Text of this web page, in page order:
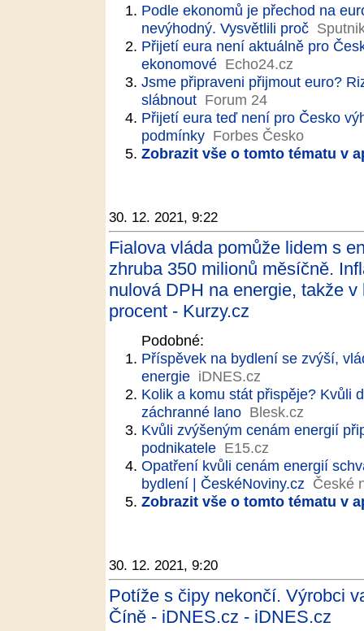
Podle ekonomů je přechod na
nevýhodný. Vysvětlili proč
Přijetí eura není aktuálně pro
ekonomové Echo24.cz
Jsme připraveni přijmout euro?
slábnout Forum 24
Přijetí eura teď není pro Česko
podmínky Forbes Česko
Zobrazit vše o tomto tématu v
30. 12. 2021, 9:22
Fialova vláda pomůže lidem s
zhruba 350 milionů měsíčně.
nulová DPH na energie, takže
procent - Kurzy.cz
Podobné:
Příspěvek na bydlení se zvýší,
energie iDNES.cz
Kolik a komu stát přispěje? Kvůli
záchranné lano Blesk.cz
Kvůli zvýšeným cenám energií
podnikatele E15.cz
Opatření kvůli cenám energií
bydlení | ČeskéNoviny.cz České
Zobrazit vše o tomto tématu v
30. 12. 2021, 9:20
Potíže s čipy nekončí. Výrobci
Číně - iDNES.cz - iDNES.cz